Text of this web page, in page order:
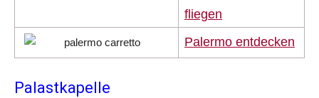
fliegen
Palermo entdecken
Palastkapelle